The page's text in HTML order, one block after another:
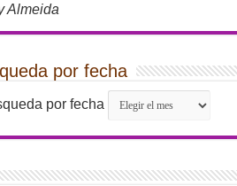
Almeida
por fecha
por fecha